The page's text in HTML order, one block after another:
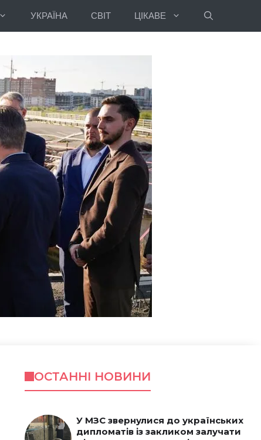
УКРАЇНА СВІТ ЦІКАВЕ
ОСТАННІ НОВИНИ
У МЗС звернулися до українських
дипломатів із закликом залучати